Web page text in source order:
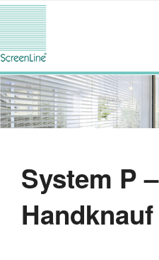
Zum
Inhalt
springen
System P –
Handknauf